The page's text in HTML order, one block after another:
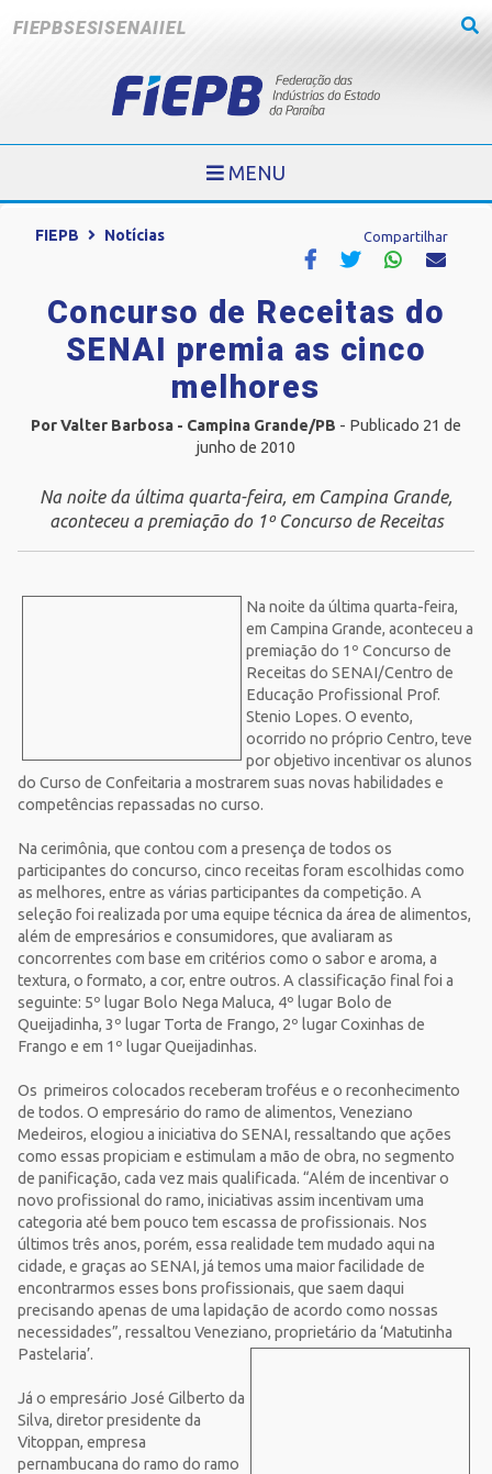
FIEPBSESISENAIIEL
MENU
FIEPB Notícias Compartilhar
Concurso de Receitas do
SENAI premia as cinco
melhores
Por Valter Barbosa - Campina Grande/PB - Publicado 21 de
junho de 2010
Na noite da última quarta-feira, em Campina Grande,
aconteceu a premiação do 1º Concurso de Receitas
Na noite da última quarta-feira,
em Campina Grande, aconteceu a
premiação do 1º Concurso de
Receitas do SENAI/Centro de
Educação Profissional Prof.
Stenio Lopes. O evento,
ocorrido no próprio Centro, teve
por objetivo incentivar os alunos
do Curso de Confeitaria a mostrarem suas novas habilidades e
competências repassadas no curso.
Na cerimônia, que contou com a presença de todos os
participantes do concurso, cinco receitas foram escolhidas como
as melhores, entre as várias participantes da competição. A
seleção foi realizada por uma equipe técnica da área de alimentos,
além de empresários e consumidores, que avaliaram as
concorrentes com base em critérios como o sabor e aroma, a
textura, o formato, a cor, entre outros. A classificação final foi a
seguinte: 5º lugar Bolo Nega Maluca, 4º lugar Bolo de
Queijadinha, 3º lugar Torta de Frango, 2º lugar Coxinhas de
Frango e em 1º lugar Queijadinhas.
Os primeiros colocados receberam troféus e o reconhecimento
de todos. O empresário do ramo de alimentos, Veneziano
Medeiros, elogiou a iniciativa do SENAI, ressaltando que ações
como essas propiciam e estimulam a mão de obra, no segmento
de panificação, cada vez mais qualificada. “Além de incentivar o
novo profissional do ramo, iniciativas assim incentivam uma
categoria até bem pouco tem escassa de profissionais. Nos
últimos três anos, porém, essa realidade tem mudado aqui na
cidade, e graças ao SENAI, já temos uma maior facilidade de
encontrarmos esses bons profissionais, que saem daqui
precisando apenas de uma lapidação de acordo como nossas
necessidades”, ressaltou Veneziano, proprietário da ‘Matutinha
Pastelaria’.
Já o empresário José Gilberto da
Silva, diretor presidente da
Vitoppan, empresa
pernambucana do ramo do ramo